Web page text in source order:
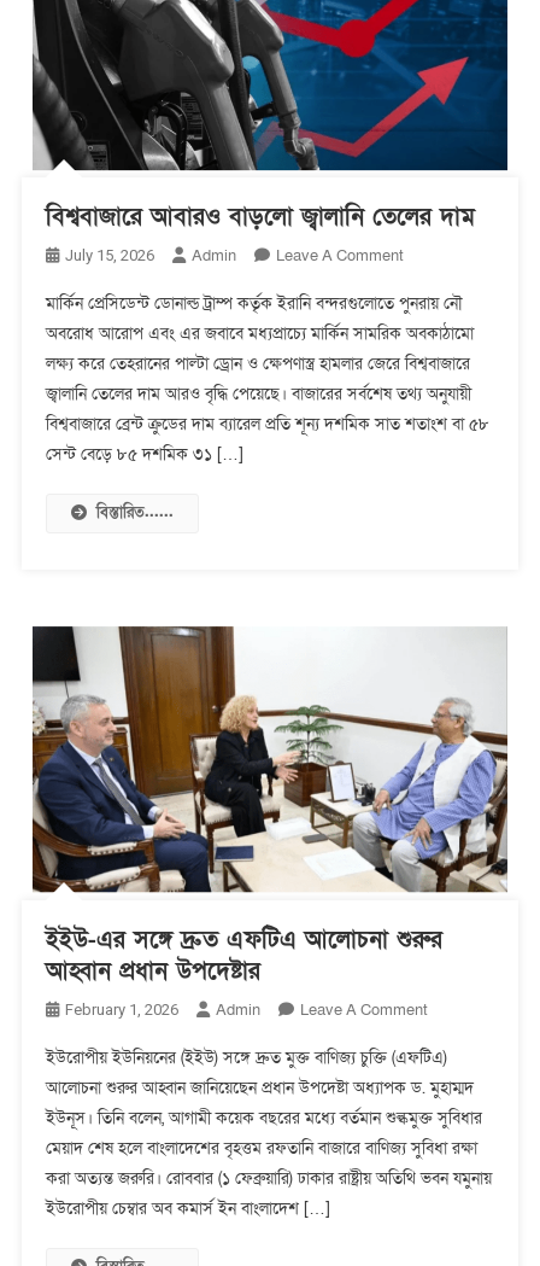
বিশ্ববাজারে আবারও বাড়লো জ্বালানি তেলের দাম
July 15, 2026 Admin Leave A CommentOn
আবারও
বাড়লো
জ্বালানি
তেলের
দাম
মার্কিন প্রেসিডেন্ট ডোনাল্ড ট্রাম্প কর্তৃক ইরানি বন্দরগুলোতে পুনরায় নৌ
অবরোধ আরোপ এবং এর জবাবে মধ্যপ্রাচ্যে মার্কিন সামরিক অবকাঠামো
লক্ষ্য করে তেহরানের পাল্টা ড্রোন ও ক্ষেপণাস্ত্র হামলার জেরে বিশ্ববাজারে
জ্বালানি তেলের দাম আরও বৃদ্ধি পেয়েছে। বাজারের সর্বশেষ তথ্য অনুযায়ী
বিশ্ববাজারে ব্রেন্ট ক্রুডের দাম ব্যারেল প্রতি শূন্য দশমিক সাত শতাংশ বা ৫৮
সেন্ট বেড়ে ৮৫ দশমিক ৩১ […]
বিস্তারিত......
ইইউ-এর সঙ্গে দ্রুত এফটিএ আলোচনা শুরুর
আহ্বান প্রধান উপদেষ্টার
February 1, 2026 Admin Leave A CommentOn
এর
সঙ্গে
দ্রুত
এফটিএ
আলোচনা
ইউরোপীয় ইউনিয়নের (ইইউ) সঙ্গে দ্রুত মুক্ত বাণিজ্য চুক্তি (এফটিএ)
আলোচনা শুরুর আহ্বান জানিয়েছেন প্রধান উপদেষ্টা অধ্যাপক ড. মুহাম্মদ
ইউনূস। তিনি বলেন, আগামী কয়েক বছরের মধ্যে বর্তমান শুল্কমুক্ত সুবিধার
মেয়াদ শেষ হলে বাংলাদেশের বৃহত্তম রফতানি বাজারে বাণিজ্য সুবিধা রক্ষা
করা অত্যন্ত জরুরি। রোববার (১ ফেব্রুয়ারি) ঢাকার রাষ্ট্রীয় অতিথি ভবন যমুনায়
ইউরোপীয় চেম্বার অব কমার্স ইন বাংলাদেশ […]